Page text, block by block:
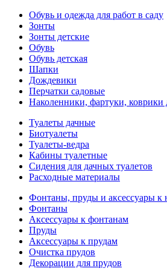
Обувь и одежда для работ в саду
Зонты
Зонты детские
Обувь
Обувь детская
Шапки
Дождевики
Перчатки садовые
Наколенники, фартуки, коврики
Туалеты дачные
Биотуалеты
Туалеты-ведра
Кабины туалетные
Сидения для дачных туалетов
Расходные материалы
Фонтаны, пруды и аксессуары к
Фонтаны
Аксессуары к фонтанам
Пруды
Аксессуары к прудам
Очистка прудов
Декорации для прудов